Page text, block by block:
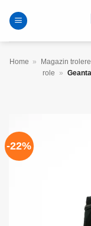
Home » Magazin
role
»
-22%